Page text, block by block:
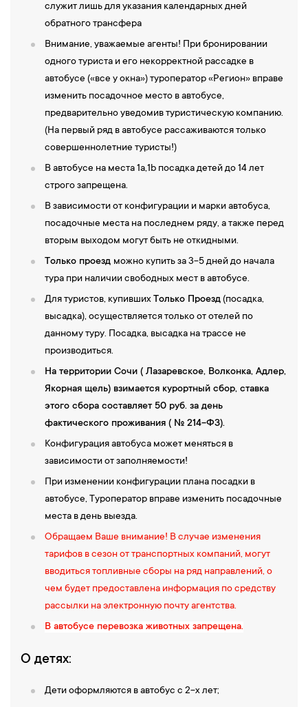
служит лишь для указания календарных дней
обратного трансфера
Внимание, уважаемые агенты! При бронировании
одного туриста и его некорректной рассадке в
автобусе («все у окна») туроператор «Регион» вправе
изменить посадочное место в автобусе,
предварительно уведомив туристическую компанию.
(На первый ряд в автобусе рассаживаются только
совершеннолетние туристы!)
В автобусе на места 1а,1b посадка детей до 14 лет
строго запрещена.
В зависимости от конфигурации и марки автобуса,
посадочные места на последнем ряду, а также перед
вторым выходом могут быть не откидными.
Только проезд можно купить за 3-5 дней до начала
тура при наличии свободных мест в автобусе.
Для туристов, купившихТолько Проезд(посадка,
высадка), осуществляется только от отелей по
данному туру. Посадка, высадка на трассе не
производиться.
На территории Сочи ( Лазаревское, Волконка, Адлер,
Якорная щель) взимается курортный сбор, ставка
этого сбора составляет 50 руб. за день
фактического проживания ( № 214-ФЗ).
Конфигурация автобуса может меняться в
зависимости от заполняемости!
При изменении конфигурации плана посадки в
автобусе, Туроператор вправе изменить посадочные
места в день выезда.
Обращаем Ваше внимание! В случае изменения
тарифов в сезон от транспортных компаний, могут
вводиться топливные сборы на ряд направлений, о
чем будет предоставлена информация по средству
рассылки на электронную почту агентства.
В автобусе перевозка животных запрещена.
О детях:
Дети оформляются в автобус с 2-х лет;